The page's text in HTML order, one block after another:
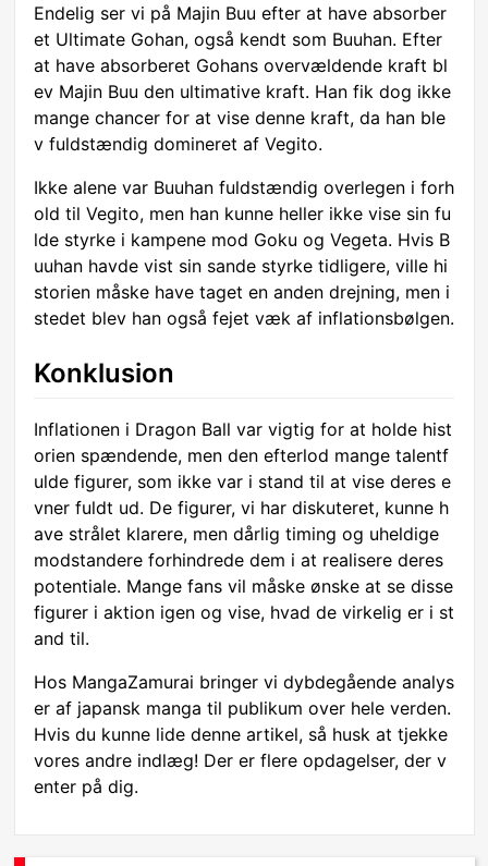
Endelig ser vi på Majin Buu efter at have absorber
et Ultimate Gohan, også kendt som Buuhan. Efter
at have absorberet Gohans overvældende kraft bl
ev Majin Buu den ultimative kraft. Han fik dog ikke
mange chancer for at vise denne kraft, da han ble
v fuldstændig domineret af Vegito.
Ikke alene var Buuhan fuldstændig overlegen i forh
old til Vegito, men han kunne heller ikke vise sin fu
lde styrke i kampene mod Goku og Vegeta. Hvis B
uuhan havde vist sin sande styrke tidligere, ville hi
storien måske have taget en anden drejning, men i
stedet blev han også fejet væk af inflationsbølgen.
Konklusion
Inflationen i Dragon Ball var vigtig for at holde hist
orien spændende, men den efterlod mange talentf
ulde figurer, som ikke var i stand til at vise deres e
vner fuldt ud. De figurer, vi har diskuteret, kunne h
ave strålet klarere, men dårlig timing og uheldige
modstandere forhindrede dem i at realisere deres
potentiale. Mange fans vil måske ønske at se disse
figurer i aktion igen og vise, hvad de virkelig er i st
and til.
Hos MangaZamurai bringer vi dybdegående analys
er af japansk manga til publikum over hele verden.
Hvis du kunne lide denne artikel, så husk at tjekke
vores andre indlæg! Der er flere opdagelser, der v
enter på dig.